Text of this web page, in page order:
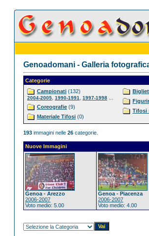
Genoadomani - Galleria
Categorie
Campionati (132)
2004-2005 1990-1991 1997-1998
Coreografie (9)
Materiale Tifosi (0)
Tifosi
193 immagini nelle 26 categorie.
Nuove Immagini
Genoa - Arezzo
2006-2007
Voto medio: 5.00
Genoa - Piacenza
2006-2007
Voto medio: 4.00